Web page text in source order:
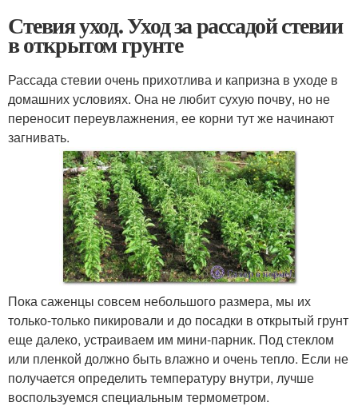
Стевия уход. Уход за рассадой стевии
в открытом грунте
Рассада стевии очень прихотлива и капризна в уходе в
домашних условиях. Она не любит сухую почву, но не
переносит переувлажнения, ее корни тут же начинают
загнивать.
Пока саженцы совсем небольшого размера, мы их
только-только пикировали и до посадки в открытый грунт
еще далеко, устраиваем им мини-парник. Под стеклом
или пленкой должно быть влажно и очень тепло. Если не
получается определить температуру внутри, лучше
воспользуемся специальным термометром.